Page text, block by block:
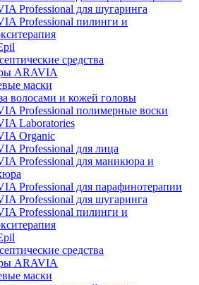
Professional для шугаринга
Professional пилинги и
средства
ARAVIA
маски
волосами и кожей головы
Professional полимерные воски
Laboratories
Organic
Professional для лица
Professional для маникюра и
Professional для парафинотерапии
Professional для шугаринга
Professional пилинги и
средства
ARAVIA
маски